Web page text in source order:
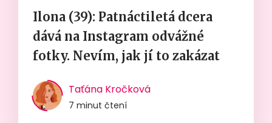
Ilona (39): Patnáctiletá dcera
dává na Instagram odvážné
fotky. Nevím, jak jí to zakázat
Taťána Kročková
7 minut čtení